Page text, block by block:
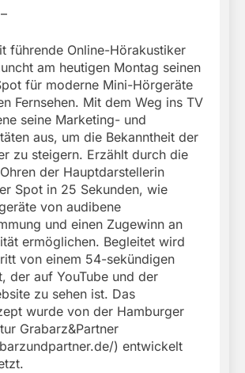
führende Online-Hörakustiker
am heutigen Montag seinen
für moderne Mini-Hörgeräte
Fernsehen. Mit dem Weg ins TV
seine Marketing- und
aus, um die Bekanntheit der
zu steigern. Erzählt durch die
der Hauptdarstellerin
Spot in 25 Sekunden, wie
von audibene
und einen Zugewinn an
ermöglichen. Begleitet wird
von einem 54-sekündigen
der auf YouTube und der
zu sehen ist. Das
wurde von der Hamburger
Grabarz&Partner
) entwickelt